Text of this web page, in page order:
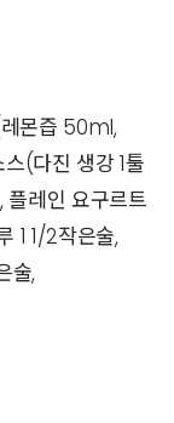
몬즙 50ml,
(다진 생강 1툴
플레인 요구르트
1 1/2작은술,
술,